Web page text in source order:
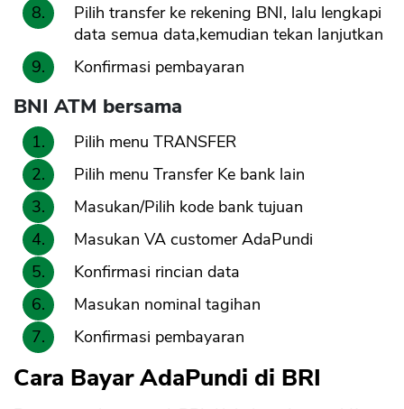
Pilih transfer ke rekening BNI, lalu lengkapi
data semua data,kemudian tekan lanjutkan
Konfirmasi pembayaran
BNI ATM bersama
Pilih menu TRANSFER
Pilih menu Transfer Ke bank lain
Masukan/Pilih kode bank tujuan
Masukan VA customer AdaPundi
Konfirmasi rincian data
Masukan nominal tagihan
Konfirmasi pembayaran
Cara Bayar AdaPundi di BRI